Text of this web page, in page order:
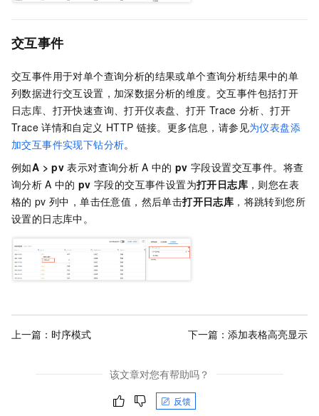
交互事件
交互事件用于对单个查询分析的结果或单个查询分析结果中的单
列数据进行交互设置，加深数据分析的维度。交互事件包括打开
日志库、打开快速查询、打开仪表盘、打开 Trace 分析、打开
Trace 详情和自定义 HTTP 链接。更多信息，请参见为仪表盘添
加交互事件实现下钻分析。
例如A > pv 表示对查询分析 A 中的 pv 字段设置交互事件。将查
询分析 A 中的 pv 字段的交互事件设置为打开日志库，则您在表
格的 pv 列中，单击任意值，然后单击打开日志库 ，将跳转到您所
设置的日志库中。
上一篇： 时序模式 下一篇： 添加表格高亮显示
该文章对您有帮助吗？
反馈